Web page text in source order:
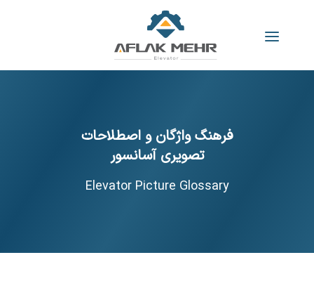
فرهنگ واژگان و اصطلاحات
تصویری آسانسور
Elevator Picture Glossary